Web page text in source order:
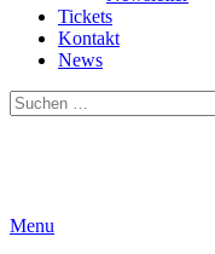
Tickets
Kontakt
News
Suchen
nach:
Menu